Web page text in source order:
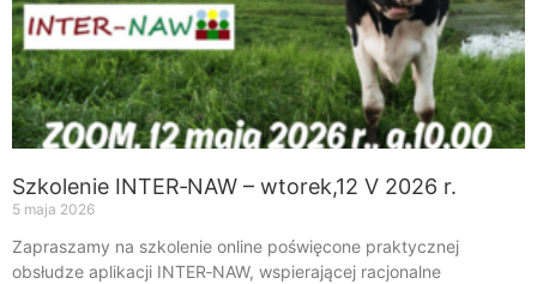
Szkolenie INTER‑NAW – wtorek,12 V 2026 r.
5 maja 2026
Zapraszamy na szkolenie online poświęcone praktycznej
obsłudze aplikacji INTER‑NAW, wspierającej racjonalne